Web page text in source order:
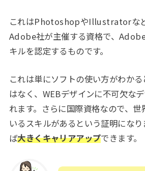
これはPhotoshopやIllustratorな
Adobe社が主催する資格で、
キルを認定するものです。
これは単にソフトの使い方がわか
はなく、WEBデザインに不可欠な
れます。さらに国際資格なので、
いるスキルがあるという証明にな
ば大きくキャリアアップできます。